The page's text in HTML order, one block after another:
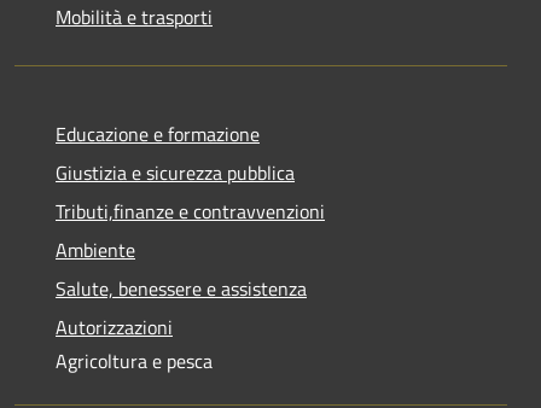
Mobilità e trasporti
Educazione e formazione
Giustizia e sicurezza pubblica
Tributi,finanze e contravvenzioni
Ambiente
Salute, benessere e assistenza
Autorizzazioni
Agricoltura e pesca